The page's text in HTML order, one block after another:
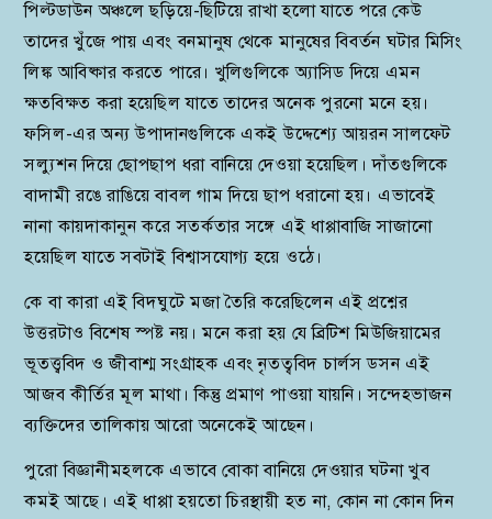
পিল্টডাউন অঞ্চলে ছড়িয়ে-ছিটিয়ে রাখা হলো যাতে পরে কেউ
তাদের খুঁজে পায় এবং বনমানুষ থেকে মানুষের বিবর্তন ঘটার মিসিং
লিঙ্ক আবিষ্কার করতে পারে। খুলিগুলিকে অ্যাসিড দিয়ে এমন
ক্ষতবিক্ষত করা হয়েছিল যাতে তাদের অনেক পুরনো মনে হয়।
ফসিল-এর অন্য উপাদানগুলিকে একই উদ্দেশ্যে আয়রন সালফেট
সল্যুশন দিয়ে ছোপছাপ ধরা বানিয়ে দেওয়া হয়েছিল। দাঁতগুলিকে
বাদামী রঙে রাঙিয়ে বাবল গাম দিয়ে ছাপ ধরানো হয়। এভাবেই
নানা কায়দাকানুন করে সতর্কতার সঙ্গে এই ধাপ্পাবাজি সাজানো
হয়েছিল যাতে সবটাই বিশ্বাসযোগ্য হয়ে ওঠে।
কে বা কারা এই বিদঘুটে মজা তৈরি করেছিলেন এই প্রশ্নের
উত্তরটাও বিশেষ স্পষ্ট নয়। মনে করা হয় যে ব্রিটিশ মিউজিয়ামের
ভূতত্ত্ববিদ ও জীবাশ্ম সংগ্রাহক এবং নৃতত্ববিদ চার্লস ডসন এই
আজব কীর্তির মূল মাথা। কিন্তু প্রমাণ পাওয়া যায়নি। সন্দেহভাজন
ব্যক্তিদের তালিকায় আরো অনেকেই আছেন।
পুরো বিজ্ঞানীমহলকে এভাবে বোকা বানিয়ে দেওয়ার ঘটনা খুব
কমই আছে। এই ধাপ্পা হয়তো চিরস্থায়ী হত না, কোন না কোন দিন